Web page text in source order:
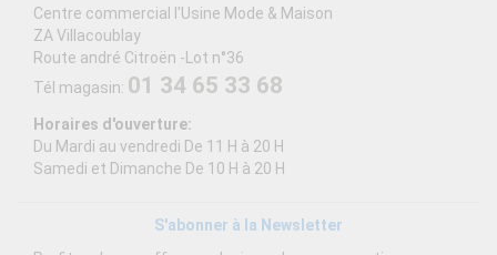
Centre commercial l'Usine Mode & Maison
ZA Villacoublay
Route andré Citroën -Lot n°36
Tél magasin: 01 34 65 33 68
Horaires d'ouverture:
Du Mardi au vendredi De 11 H à 20 H
Samedi et Dimanche De 10 H à 20 H
S'abonner à la Newsletter